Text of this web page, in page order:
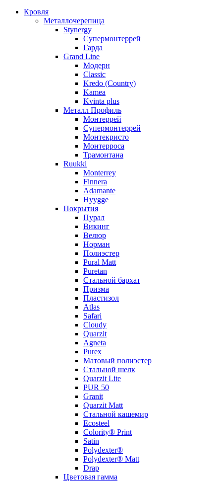
Кровля
Металлочерепица
Stynergy
Супермонтеррей
Гарда
Grand Line
Модерн
Classic
Kredo (Country)
Kamea
Kvinta plus
Металл Профиль
Монтеррей
Супермонтеррей
Монтекристо
Монтерроса
Трамонтана
Ruukki
Monterrey
Finnera
Adamante
Hyygge
Покрытия
Пурал
Викинг
Велюр
Норман
Полиэстер
Pural Matt
Puretan
Стальной бархат
Призма
Пластизол
Atlas
Safari
Cloudy
Quarzit
Agneta
Purex
Матовый полиэстер
Стальной шелк
Quarzit Lite
PUR 50
Granit
Quarzit Matt
Стальной кашемир
Ecosteel
Colority® Print
Satin
Polydexter®
Polydexter® Matt
Drap
Цветовая гамма